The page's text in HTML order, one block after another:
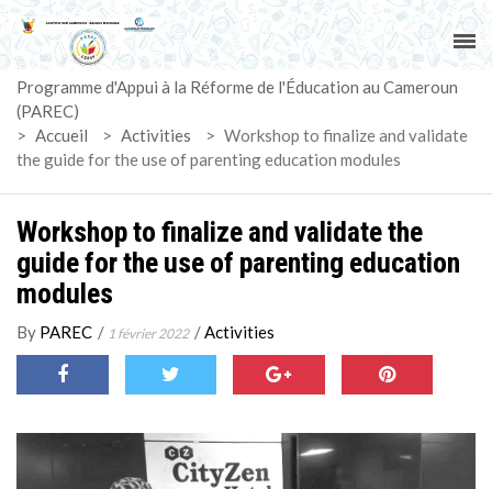
ACCUEIL
PAREC
ACTUALITÉS
ACTIVITÉS
DOCUMENTS
MARCHÉS
SUIVI-EVALUATION
Programme d'Appui à la Réforme de l'Éducation au Cameroun
(PAREC)
> Accueil > Activities > Workshop to finalize and validate
the guide for the use of parenting education modules
Workshop to finalize and validate the
guide for the use of parenting education
modules
By PAREC / 1 février 2022 /Activities